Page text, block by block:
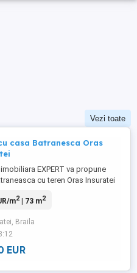
Vezi toate
casa Batranesca Oras
EXPERT va propune
cu teren Oras Insuratei
73 mp Utilitati canalizare, apa si
la 50 ml Terenul este imprejmuit
m2| 73 m2
Braila
EUR